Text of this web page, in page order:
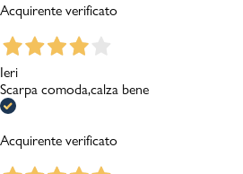
Acquirente verificato
Ieri
Scarpa comoda,calza bene
Acquirente verificato